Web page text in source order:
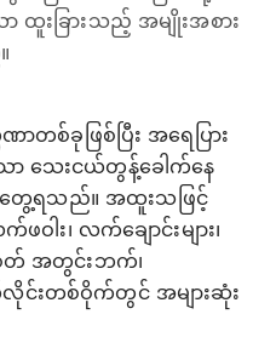
ာ ထူးခြားသည့် အမျိုးအစား
တစ်ခုဖြစ်ပြီး အရေပြား
ာ သေးငယ်တွန့်ခေါက်နေ
တွေ့ရသည်။ အထူးသဖြင့်
ဖဝါး၊ လက်ချောင်းများ၊
ဝတ် အတွင်းဘက်၊
လိုင်းတစ်ဝိုက်တွင် အများဆုံး